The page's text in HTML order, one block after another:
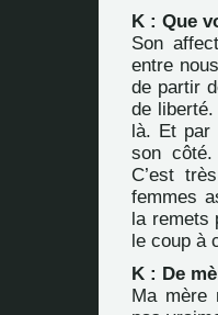
K : Que
Son
entre
de partir
de
là. Et par
son
C’est
femmes
la remets
le coup à
K : De
Ma mère